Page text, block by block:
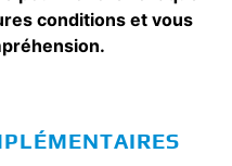
conditions et vous